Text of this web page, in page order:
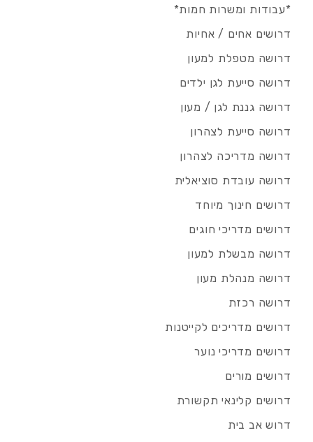
*עבודות ומשרות חמות*
דרושים אחים / אחיות
דרושה מטפלת למעון
דרושה סייעת לגן ילדים
דרושה גננת לגן / מעון
דרושה סייעת לצהרון
דרושה מדריכה לצהרון
דרושה עובדת סוציאלית
דרושים חינוך מיוחד
דרושים מדריכי חוגים
דרושה מבשלת למעון
דרושה מנהלת מעון
דרושה רכזת
דרושים מדריכים לקייטנות
דרושים מדריכי נוער
דרושים מורים
דרושים קלינאי תקשורת
דרוש אב בית